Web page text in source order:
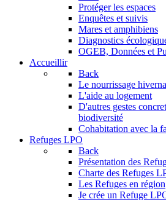
Protéger les espaces
Enquêtes et suivis
Mares et amphibiens
Diagnostics
OGEB, Données et
Accueillir
Back
Le nourrissage
L'aide au logement
D'autres gestes
biodiversité
Cohabitation avec la
Refuges LPO
Back
Présentation des
Charte des Refuges
Les Refuges en région
Je crée un Refuge